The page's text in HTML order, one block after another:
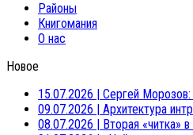
Районы
Книгомания
О нас
Новое
15.07.2026 | Сергей
09.07.2026 | Архитектура
08.07.2026 | Вторая «читка»